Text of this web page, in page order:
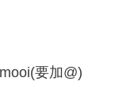
要加@)